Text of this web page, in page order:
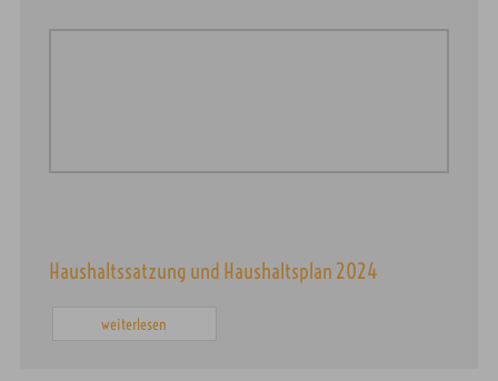
Haushaltssatzung und Haushaltsplan 2024
weiterlesen